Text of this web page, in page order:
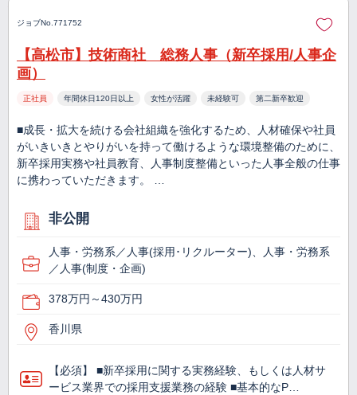
ジョブNo.771752
【高松市】技術商社 総務人事（新卒採用/人事企
画）
正社員 年間休日120日以上 女性が活躍 未経験可 第二新卒歓迎
■成長・拡大を続ける会社組織を強化するため、人材確保や社員
がいきいきとやりがいを持って働けるような環境整備のために、
新卒採用実務や社員教育、人事制度整備といった人事全般の仕事
に携わっていただきます。 …
非公開
人事・労務系／人事(採用･リクルーター)、人事・労務系
／人事(制度・企画)
378万円～430万円
香川県
【必須】 ■新卒採用に関する実務経験、もしくは人材サ
ービス業界での採用支援業務の経験 ■基本的なP…